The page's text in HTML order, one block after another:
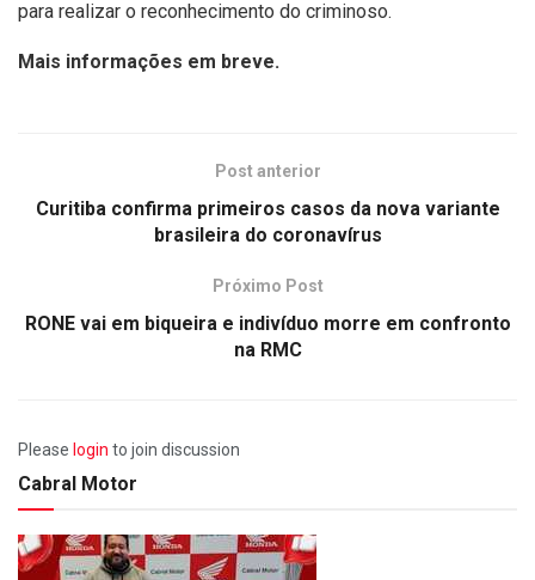
para realizar o reconhecimento do criminoso.
Mais informações em breve.
Post anterior
Curitiba confirma primeiros casos da nova variante
brasileira do coronavírus
Próximo Post
RONE vai em biqueira e indivíduo morre em confronto
na RMC
Please login to join discussion
Cabral Motor